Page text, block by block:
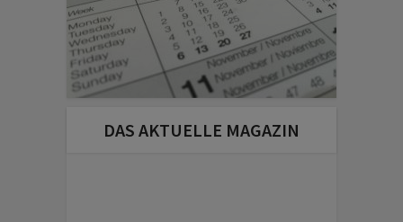
DAS AKTUELLE MAGAZIN